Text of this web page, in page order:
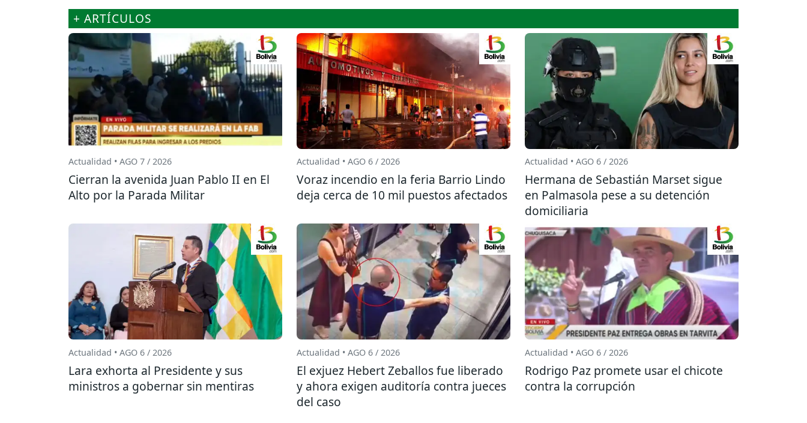
+ ARTÍCULOS
Actualidad • AGO 7 / 2026
Cierran la avenida Juan Pablo II en El
Alto por la Parada Militar
Actualidad • AGO 6 / 2026
Voraz incendio en la feria Barrio Lindo
deja cerca de 10 mil puestos afectados
Actualidad • AGO 6 / 2026
Hermana de Sebastián Marset sigue
en Palmasola pese a su detención
domiciliaria
Actualidad • AGO 6 / 2026
Lara exhorta al Presidente y sus
ministros a gobernar sin mentiras
Actualidad • AGO 6 / 2026
El exjuez Hebert Zeballos fue liberado
y ahora exigen auditoría contra jueces
del caso
Actualidad • AGO 6 / 2026
Rodrigo Paz promete usar el chicote
contra la corrupción